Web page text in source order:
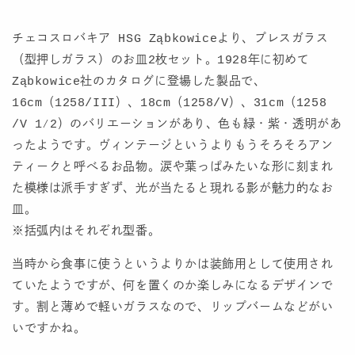
チェコスロバキア HSG Ząbkowiceより、プレスガラス
（型押しガラス）のお皿2枚セット。1928年に初めて
Ząbkowice社のカタログに登場した製品で、
16cm（1258/III）、18cm（1258/V）、31cm（1258
/V 1⁄2）のバリエーションがあり、色も緑・紫・透明があ
ったようです。ヴィンテージというよりもうそろそろアン
ティークと呼べるお品物。涙や葉っぱみたいな形に刻まれ
た模様は派手すぎず、光が当たると現れる影が魅力的なお
皿。
※括弧内はそれぞれ型番。
当時から食事に使うというよりかは装飾用として使用され
ていたようですが、何を置くのか楽しみになるデザインで
す。割と薄めで軽いガラスなので、リップバームなどがい
いですかね。